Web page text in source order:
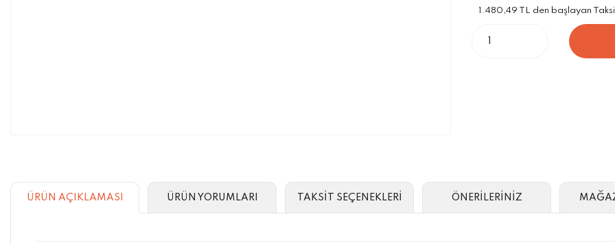
1.480,49 TL den başlayan
ÜRÜN AÇIKLAMASI ÜRÜN YORUMLARI TAKSİT SEÇENEKLERİ ÖNERİLERİNİZ